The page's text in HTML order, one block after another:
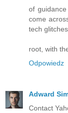
of
come
tech
root, with
Odpowiedz
Adward
Contact